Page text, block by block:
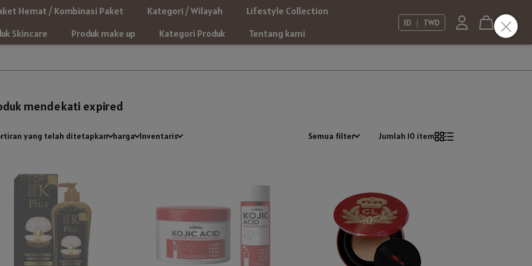
Hemat / Kombinasi Paket Kategori / Wilayah
Lifestyle Collection
Skincare
Produk make up Kategori Produk Tentang kami
ID ｜ TWD
mendekati expired
yang telah ditetapkan harga Inventaris Semua filter Jumlah 10 item